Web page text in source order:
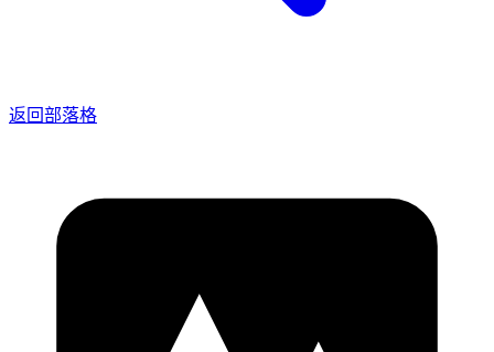
返回部落格